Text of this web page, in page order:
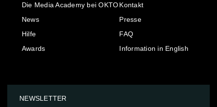
Die Media Academy bei OKTO
News
Hilfe
Awards
Kontakt
Presse
FAQ
Information in English
NEWSLETTER